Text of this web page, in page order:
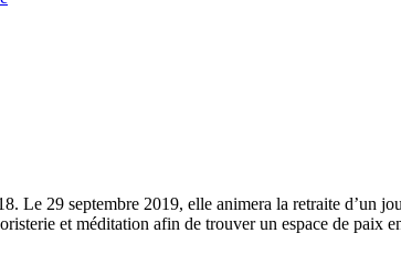
Le 29 septembre 2019, elle animera la retraite d’un
et méditation afin de trouver un espace de paix